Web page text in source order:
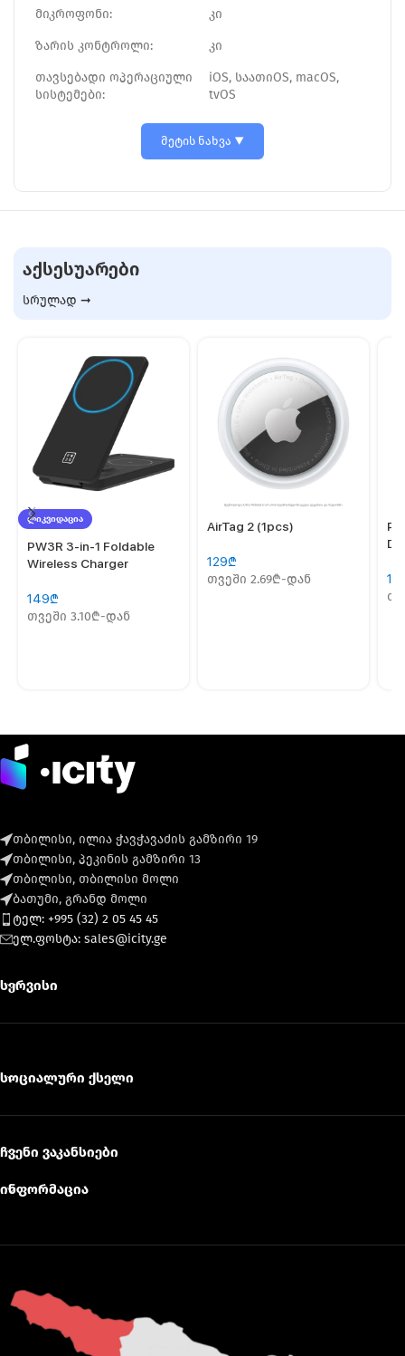
მიკროფონი: კი
ზარის კონტროლი: კი
თავსებადი ოპერაციული
სისტემები:
iOS, საათიOS, macOS,
tvOS
მეტის ნახვა
ᲐᲥᲡᲔᲡᲣᲐᲠᲔᲑᲘ
სრულად ➞
ᲚᲘᲙᲕᲘᲓᲐᲪᲘᲐ
PW3R 3-in-1 Foldable
Wireless Charger
149₾
თვეში 3.10₾-დან
AirTag 2 (1pcs)
129₾
თვეში 2.69₾-დან
თბილისი, ილია ჭავჭავაძის გამზირი 19
თბილისი, პეკინის გამზირი 13
თბილისი, თბილისი მოლი
ბათუმი, გრანდ მოლი
ტელ: +995 (32) 2 05 45 45
ელ.ფოსტა: sales@icity.ge
სერვისი
სოციალური ქსელი
ჩვენი ვაკანსიები
ინფორმაცია